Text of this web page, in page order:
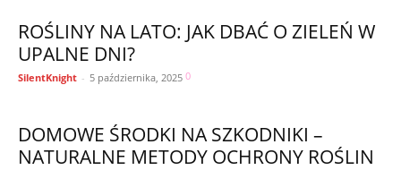
ROŚLINY NA LATO: JAK DBAĆ O ZIELEŃ W
UPALNE DNI?
SilentKnight - 5 października, 2025 0
DOMOWE ŚRODKI NA SZKODNIKI –
NATURALNE METODY OCHRONY ROŚLIN